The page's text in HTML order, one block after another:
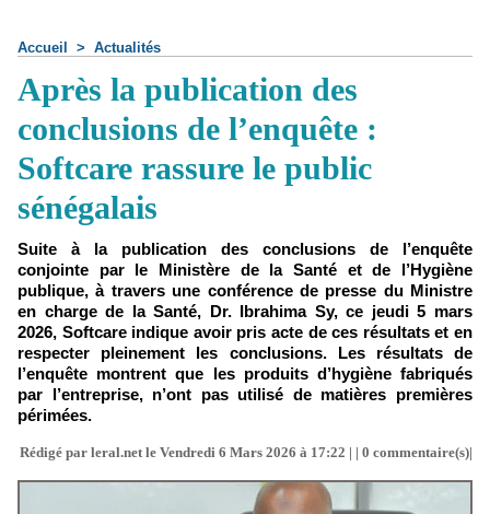
Accueil > Actualités
Après la publication des
conclusions de l’enquête :
Softcare rassure le public
sénégalais
Suite à la publication des conclusions de l’enquête
conjointe par le Ministère de la Santé et de l’Hygiène
publique, à travers une conférence de presse du Ministre
en charge de la Santé, Dr. Ibrahima Sy, ce jeudi 5 mars
2026, Softcare indique avoir pris acte de ces résultats et en
respecter pleinement les conclusions. Les résultats de
l’enquête montrent que les produits d’hygiène fabriqués
par l’entreprise, n’ont pas utilisé de matières premières
périmées.
Rédigé par leral.net le Vendredi 6 Mars 2026 à 17:22 | | 0 commentaire(s)|